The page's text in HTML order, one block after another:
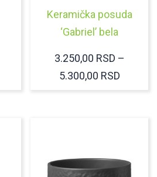
21.650,00 RSD
Keramička posuda
‘Gabriel’ bela
3.250,00 RSD –
5.300,00 RSD